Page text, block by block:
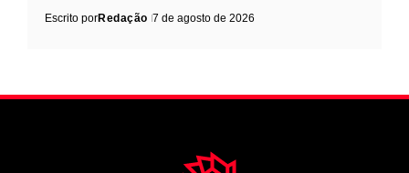
Escrito porRedação 7 de agosto de 2026